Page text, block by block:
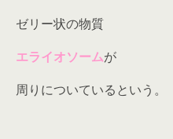
ゼリー状の物質
エライオソームが
周りについているという。